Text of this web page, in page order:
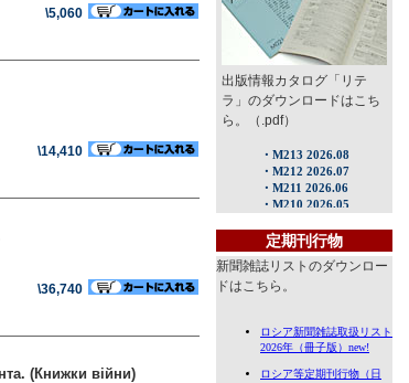
\5,060
\14,410
\36,740
(Книжки війни)
出版情報カタログ「リテ
ラ」のダウンロードはこち
ら。（.pdf）
定期刊行物
新聞雑誌リストのダウンロー
ドはこちら。